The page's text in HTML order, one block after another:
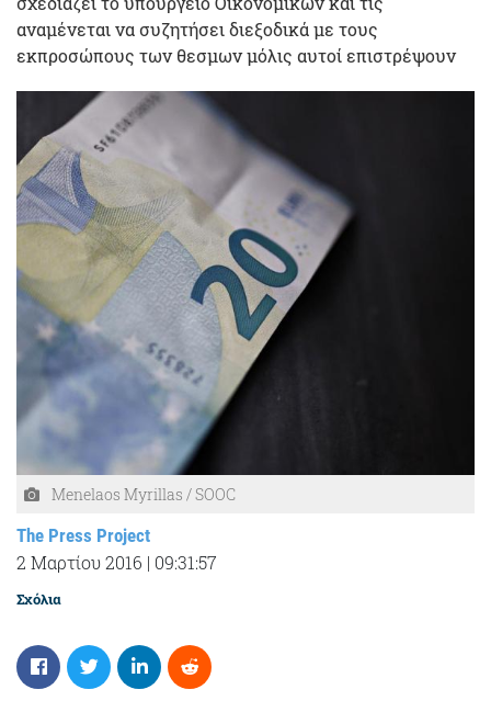
αναμένεται να συζητήσει διεξοδικά με τους
εκπροσώπους των θεσμων μόλις αυτοί επιστρέψουν
Menelaos Myrillas / SOOC
The Press Project
2 Μαρτίου 2016 | 09:31:57
Σχόλια